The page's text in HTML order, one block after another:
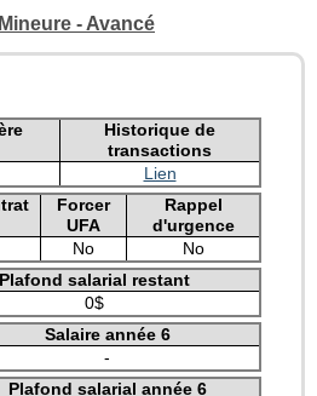
- Avancé
Historique de
transactions
Lien
Forcer
UFA
Rappel
d'urgence
No
No
Plafond salarial restant
0$
Salaire année 6
-
Plafond salarial année 6